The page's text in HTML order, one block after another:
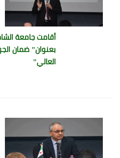
أقامت جامعة
بعنوان" ضمان
العالي"